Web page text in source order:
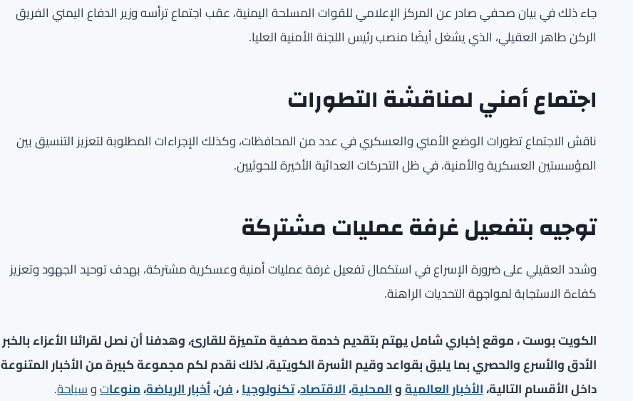
جاء ذلك في بيان صحفي صادر عن المركز الإعلامي للقوات المسلحة اليمنية، عقب اجتماع ترأسه وزير الدفاع اليمني الفريق
الركن طاهر العقيلي، الذي يشغل أيضًا منصب رئيس اللجنة الأمنية العليا.
اجتماع أمني لمناقشة التطورات
ناقش الاجتماع تطورات الوضع الأمني والعسكري في عدد من المحافظات، وكذلك الإجراءات المطلوبة لتعزيز التنسيق بين
المؤسستين العسكرية والأمنية، في ظل التحركات العدائية الأخيرة للحوثيين.
توجيه بتفعيل غرفة عمليات مشتركة
وشدد العقيلي على ضرورة الإسراع في استكمال تفعيل غرفة عمليات أمنية وعسكرية مشتركة، بهدف توحيد الجهود وتعزيز
كفاءة الاستجابة لمواجهة التحديات الراهنة.
الكويت بوست ، موقع إخباري شامل يهتم بتقديم خدمة صحفية متميزة للقارئ، وهدفنا أن نصل لقرائنا الأعزاء بالخبر
الأدق والأسرع والحصري بما يليق بقواعد وقيم الأسرة الكويتية، لذلك نقدم لكم مجموعة كبيرة من الأخبار المتنوعة
داخل الأقسام التالية،الأخبار العالميةوالمحلية،الاقتصاد،تكنولوجيا،فن،أخبار الرياضة،منوعاتوسياحة.